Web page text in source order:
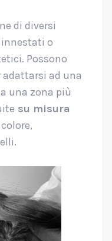
di diversi
o
Possono
adattarsi ad una
una zona più
su misura